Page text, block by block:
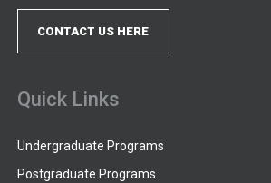
CONTACT US HERE
Quick Links
Undergraduate Programs
Postgraduate Programs